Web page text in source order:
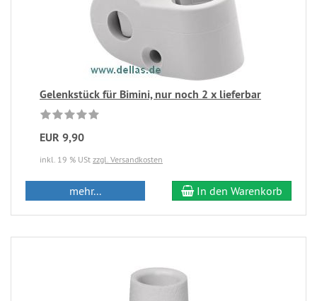
Gelenkstück für Bimini, nur noch 2 x lieferbar
EUR 9,90
inkl. 19 % USt zzgl. Versandkosten
mehr... In den Warenkorb